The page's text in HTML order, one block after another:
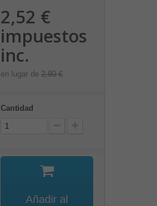
2,52 €
impuestos
inc.
en lugar de 2,80 €
Cantidad
Añadir al